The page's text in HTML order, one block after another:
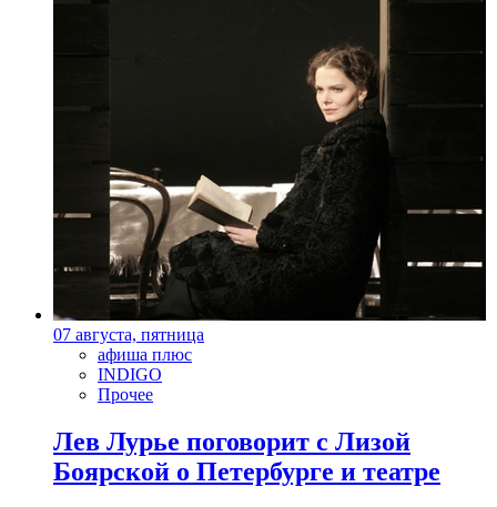
07 августа, пятница
афиша плюс
INDIGO
Прочее
Лев Лурье поговорит с Лизой
Боярской о Петербурге и театре